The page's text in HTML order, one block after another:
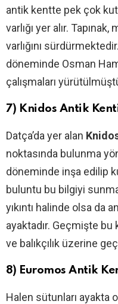
antik kentte pek çok
varlığı yer alır.
varlığını
döneminde Osman
çalışmaları
7) Knidos Antik
Datça’da yer alan
noktasında bulunma
döneminde inşa edilip
buluntu bu bilgiyi
yıkıntı halinde olsa da
ayaktadır. Geçmişte
ve balıkçılık üzerine
8) Euromos Antik
Halen sütunları ayakta